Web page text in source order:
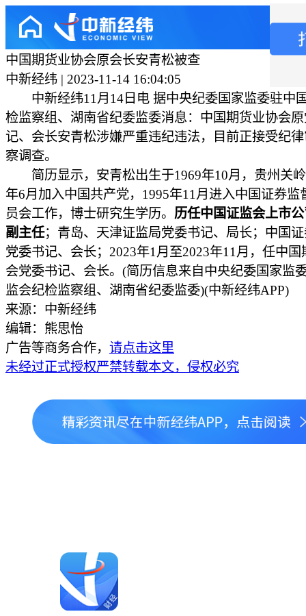
中国期货业协会原会长安青松被查
中新经纬 | 2023-11-14 16:04:05
中新经纬11月14日电 据中央纪委国家监委驻中
检监察组、湖南省纪委监委消息：中国期货业协会
记、会长安青松涉嫌严重违纪违法，目前正接受纪
察调查。
简历显示，安青松出生于1969年10月，贵州关岭
年6月加入中国共产党，1995年11月进入中国证券监
员会工作，博士研究生学历。 历任中国证监会上市
副主任；青岛、天津证监局党委书记、局长；中国
党委书记、会长；2023年1月至2023年11月，任中国
会党委书记、会长。(简历信息来自中央纪委国家监
监会纪检监察组、湖南省纪委监委)(中新经纬APP)
来源：中新经纬
编辑：熊思怡
广告等商务合作， 请点击这里
未经过正式授权严禁转载本文，侵权必究